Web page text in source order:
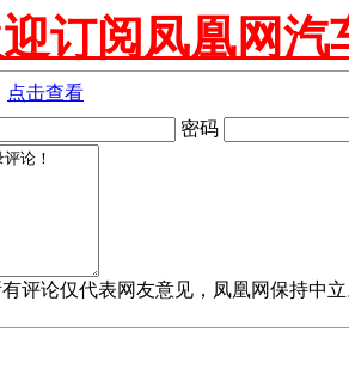
订阅凤凰网汽
点击查看
密码
有评论仅代表网友意见，凤凰网保持中